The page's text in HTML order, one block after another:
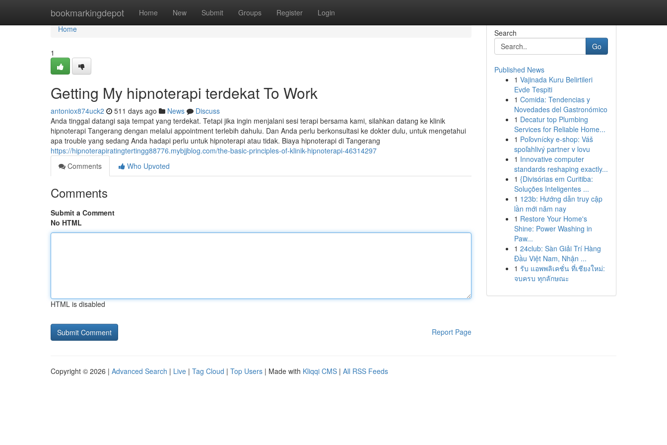
bookmarkingdepot Home New Submit Groups Register Login
Home
Home
1
Getting My hipnoterapi terdekat To Work
antoniox874uck2 511 days ago News
Discuss
Anda tinggal datangi saja tempat yang terdekat. Tetapi jika ingin menjalani sesi terapi bersama kami, silahkan datang ke klinik
hipnoterapi Tangerang dengan melalui appointment terlebih dahulu. Dan Anda perlu berkonsultasi ke dokter dulu, untuk mengetahui
apa trouble yang sedang Anda hadapi perlu untuk hipnoterapi atau tidak. Biaya hipnoterapi di Tangerang
https://hipnoterapiratingtertingg88776.mybjjblog.com/the-basic-principles-of-klinik-hipnoterapi-46314297
Comments
Who Upvoted
Comments
Submit a Comment
No HTML
HTML is disabled
Report Page
Search
Go
Published News
1 Vajinada Kuru Belirtileri
Evde Tespiti
1 Comida: Tendencias y
Novedades del Gastronómico
1 Decatur top Plumbing
Services for Reliable Home...
1 Poľovnícky e-shop: Váš
spoľahlivý partner v lovu
1 Innovative computer
standards reshaping exactly...
1 {Divisórias em Curitiba:
Soluções Inteligentes ...
1 123b: Hướng dẫn truy cập
lần mới năm nay
1 Restore Your Home's
Shine: Power Washing in
Paw...
1 24club: Sàn Giải Trí Hàng
Đầu Việt Nam, Nhận ...
1 รับ แอพพลิเคชั่น ที่เชียงใหม่:
จบครบ ทุกลักษณะ
Copyright © 2026 | Advanced Search | Live | Tag Cloud | Top Users | Made with Kliqqi CMS | All RSS Feeds